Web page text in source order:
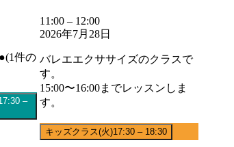
●(1件の
–
11:00 – 12:00
2026年7月28日
バレエエクササイズのクラスで
す。
15:00〜16:00までレッスンしま
す。
キッズクラス(火)17:30 – 18:30